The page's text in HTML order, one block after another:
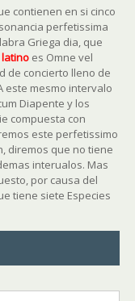
contienen en si cinco
perfetissima
Griega dia, que
latino es Omne vel
de concierto lleno de
este mesmo intervalo
Diapente y los
compuesta con
este perfetissimo
diremos que no tiene
interualos. Mas
por causa del
tiene siete Especies